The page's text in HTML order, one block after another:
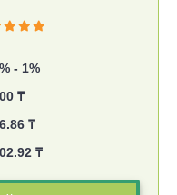
- 1%
₸
₸
₸